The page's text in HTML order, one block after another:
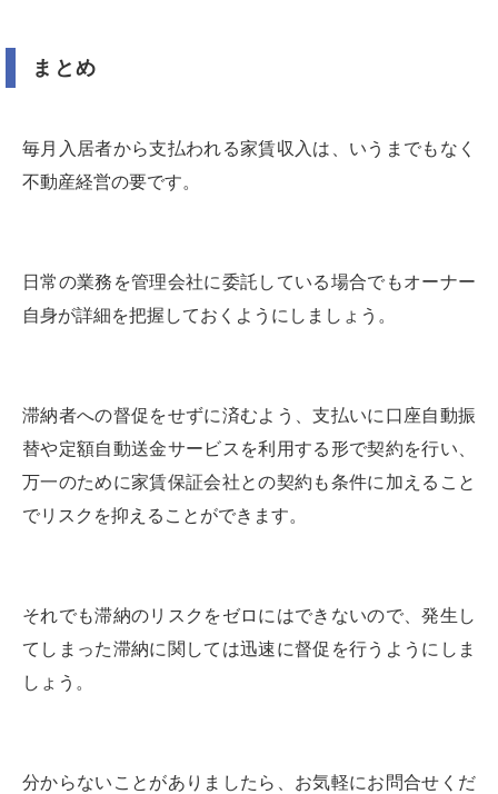
まとめ
毎月入居者から支払われる家賃収入は、いうまでもなく
不動産経営の要です。
日常の業務を管理会社に委託している場合でもオーナー
自身が詳細を把握しておくようにしましょう。
滞納者への督促をせずに済むよう、支払いに口座自動振
替や定額自動送金サービスを利用する形で契約を行い、
万一のために家賃保証会社との契約も条件に加えること
でリスクを抑えることができます。
それでも滞納のリスクをゼロにはできないので、発生し
てしまった滞納に関しては迅速に督促を行うようにしま
しょう。
分からないことがありましたら、お気軽にお問合せくだ